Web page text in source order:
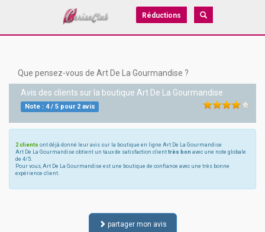
Réductions
Que pensez-vous de Art De La Gourmandise ?
Avis des clients sur la boutique Art De La Gourmandise
Note : 4/ 5pour 2avis
2 clients ont déjà donné leur avis sur la boutique en ligne Art De La Gourmandise
Art De La Gourmandise obtient un taux de satisfaction client très bon avec une note globale
de 4/5.
Pour vous, Art De La Gourmandise est une boutique de confiance avec une très bonne
expérience client.
partager mon avis